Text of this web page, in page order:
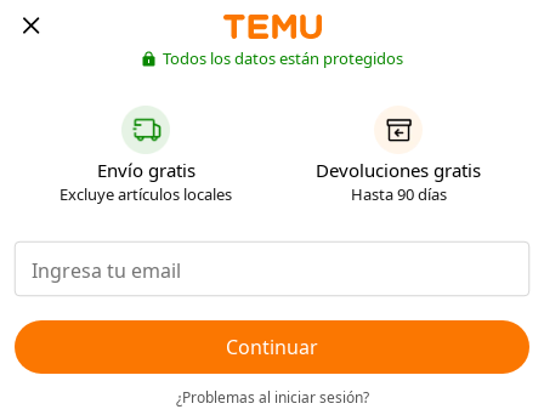
Todos los datos están protegidos
Envío gratis
Excluye artículos locales
Devoluciones gratis
Hasta 90 días
Continuar
¿Problemas al iniciar sesión?